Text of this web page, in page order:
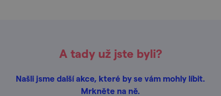
A tady už jste byli?
Našli jsme další akce, které by se vám mohly líbit.
Mrkněte na ně.